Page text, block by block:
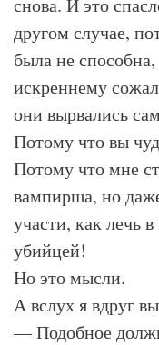
другом случае,
была не
искреннему
они вырвались
Потому что вы
Потому что мне
вампирша, но
участи, как лечь
убийцей!
Но это мысли.
А вслух я вдруг
— Подобное